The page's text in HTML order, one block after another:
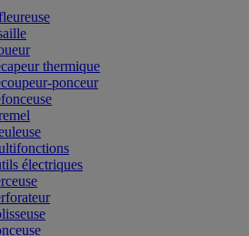
thermique
ponceur
électriques